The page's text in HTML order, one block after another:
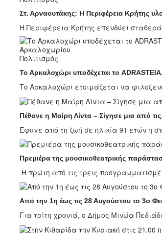
Στ. Αρναουτάκης: Η Περιφέρεια Κρήτης
Η Περιφέρεια Κρήτης επενδύει σταθερά
Πολιτισμός
Το Αρκαλοχώρι υποδέχεται το
Το Αρκαλοχώρι ετοιμάζεται να
Πέθανε η Μαίρη Λίντα – Σίγησε μια από
Έφυγε από τη ζωή σε ηλικία 91 ετών η
Πρεμιέρα της μουσικοθεατρικής
Η πρώτη από τις τρεις
Από την 1η έως τις 28 Αυγούστου το 3ο
Για τρίτη χρονιά, ο Δήμος Μινώα